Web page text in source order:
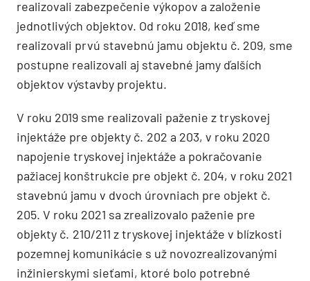
realizovali zabezpečenie výkopov a založenie
jednotlivých objektov. Od roku 2018, keď sme
realizovali prvú stavebnú jamu objektu č. 209, sme
postupne realizovali aj stavebné jamy ďalších
objektov výstavby projektu.
V roku 2019 sme realizovali paženie z tryskovej
injektáže pre objekty č. 202 a 203, v roku 2020
napojenie tryskovej injektáže a pokračovanie
pažiacej konštrukcie pre objekt č. 204, v roku 2021
stavebnú jamu v dvoch úrovniach pre objekt č.
205. V roku 2021 sa zrealizovalo paženie pre
objekty č. 210/211 z tryskovej injektáže v blízkosti
pozemnej komunikácie s už novozrealizovanými
inžinierskymi sieťami, ktoré bolo potrebné